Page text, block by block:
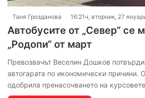
Таня Грозданова 16:21ч, вторник, 27
Автобусите от „Север“ се
„Родопи“ от март
Превозвачът Веселин Дошков
автогарата по икономически причини.
одобрила пренасочването на курсовете